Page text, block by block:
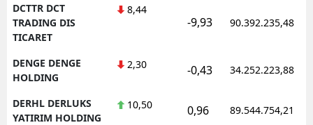
DCTTR DCT
TRADING DIS
TICARET
8,44
-9,93 90.392.235,48
DENGE DENGE
HOLDING
2,30 -0,43 34.252.223,88
DERHL DERLUKS
YATIRIM HOLDING
10,50 0,96 89.544.754,21